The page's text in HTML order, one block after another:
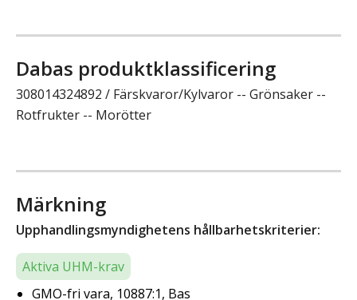
Dabas produktklassificering
308014324892 / Färskvaror/Kylvaror -- Grönsaker --
Rotfrukter -- Morötter
Märkning
Upphandlingsmyndighetens hållbarhetskriterier:
Aktiva UHM-krav
GMO-fri vara, 10887:1, Bas